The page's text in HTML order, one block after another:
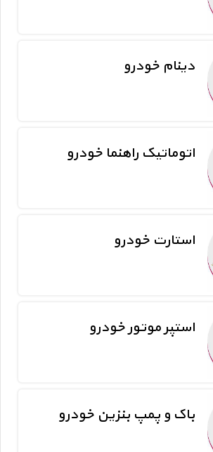
دینام خودرو
اتوماتیک راهنما خودرو
استارت خودرو
استپر موتور خودرو
باک و پمپ بنزین خودرو